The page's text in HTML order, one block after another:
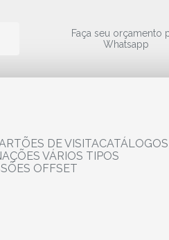
Faça seu orçamento
Whatsapp
DE VISITA
CATÁLOGOS
VÁRIOS TIPOS
OFFSET